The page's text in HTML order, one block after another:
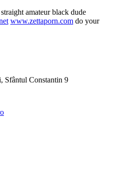
straight amateur black dude
www.zettaporn.com do your
Sfântul Constantin 9